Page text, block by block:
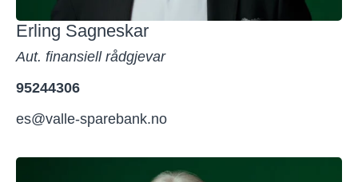
Erling Sagneskar
Aut. finansiell rådgjevar
95244306
es@valle-sparebank.no